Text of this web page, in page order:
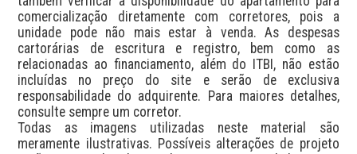
comercialização diretamente com corretores, pois a
unidade pode não mais estar à venda. As despesas
cartorárias de escritura e registro, bem como as
relacionadas ao financiamento, além do ITBI, não estão
incluídas no preço do site e serão de exclusiva
responsabilidade do adquirente. Para maiores detalhes,
consulte sempre um corretor.
Todas as imagens utilizadas neste material são
meramente ilustrativas. Possíveis alterações de projeto